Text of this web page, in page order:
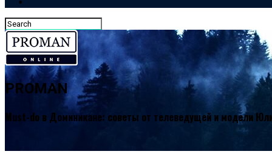
PROMAN
Must-do в Доминикане: советы от телеведущей и модели